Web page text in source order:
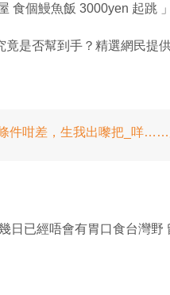
食個鰻魚飯 3000yen 起跳
是否幫到手？精選網民提
件咁差，生我出嚟把_咩……
日已經唔會有胃口食台灣野